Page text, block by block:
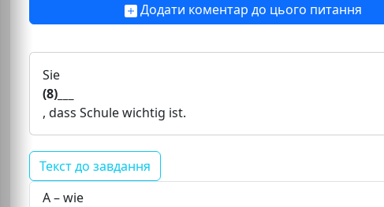
Додати коментар до цього питання
Sie
(8)___
, dass Schule wichtig ist.
Текст до завдання
А – wie